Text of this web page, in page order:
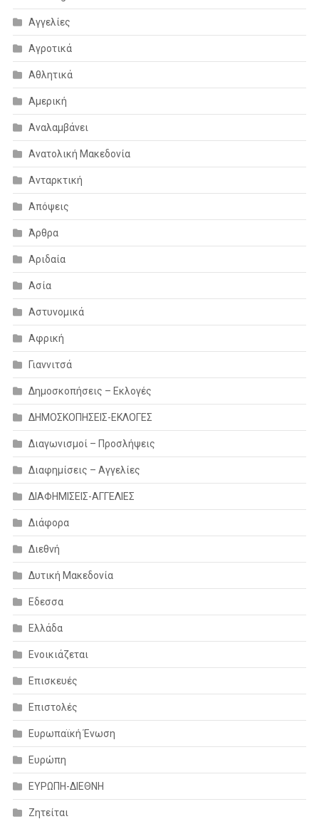
Αγγελίες
Αγροτικά
Αθλητικά
Αμερική
Αναλαμβάνει
Ανατολική Μακεδονία
Ανταρκτική
Απόψεις
Άρθρα
Αριδαία
Ασία
Αστυνομικά
Αφρική
Γιαννιτσά
Δημοσκοπήσεις – Εκλογές
ΔΗΜΟΣΚΟΠΗΣΕΙΣ-ΕΚΛΟΓΕΣ
Διαγωνισμοί – Προσλήψεις
Διαφημίσεις – Αγγελίες
ΔΙΑΦΗΜΙΣΕΙΣ-ΑΓΓΕΛΙΕΣ
Διάφορα
Διεθνή
Δυτική Μακεδονία
Εδεσσα
Ελλάδα
Ενοικιάζεται
Επισκευές
Επιστολές
Ευρωπαϊκή Ένωση
Ευρώπη
ΕΥΡΩΠΗ-ΔΙΕΘΝΗ
Ζητείται